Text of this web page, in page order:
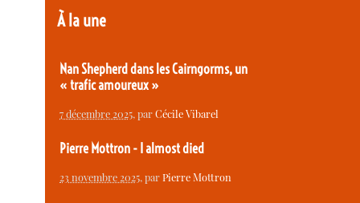
À la une
Nan Shepherd dans les Cairngorms, un
« trafic amoureux »
7 décembre 2025, parCécile Vibarel
Pierre Mottron - I almost died
23 novembre 2025, parPierre Mottron